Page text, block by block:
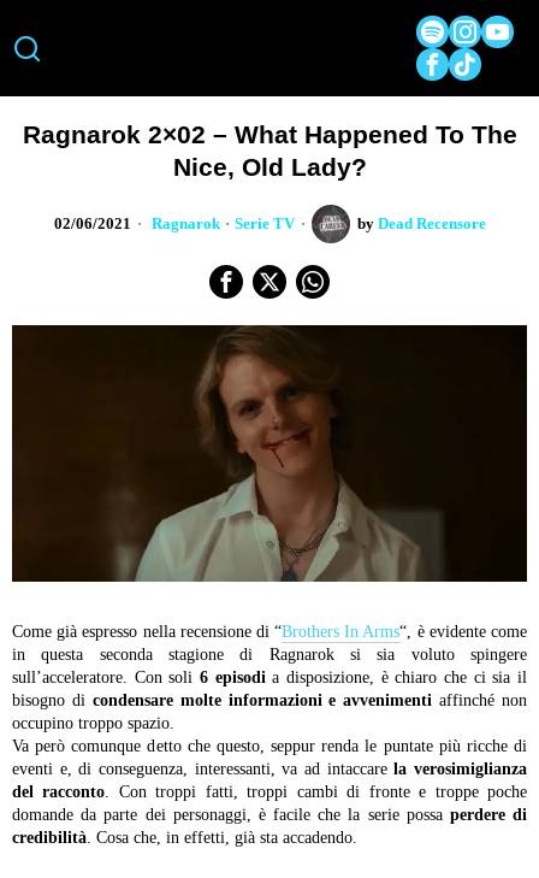
Ragnarok 2×02 – What Happened To The
Nice, Old Lady?
02/06/2021 Ragnarok · Serie TV by Dead Recensore
Come già espresso nella recensione di “Brothers In Arms“, è evidente come
in questa seconda stagione di Ragnarok si sia voluto spingere
sull’acceleratore. Con soli 6 episodi a disposizione, è chiaro che ci sia il
bisogno di condensare molte informazioni e avvenimenti affinché non
occupino troppo spazio.
Va però comunque detto che questo, seppur renda le puntate più ricche di
eventi e, di conseguenza, interessanti, va ad intaccarela verosimiglianza
del racconto . Con troppi fatti, troppi cambi di fronte e troppe poche
domande da parte dei personaggi, è facile che la serie possa perdere di
credibilità . Cosa che, in effetti, già sta accadendo.